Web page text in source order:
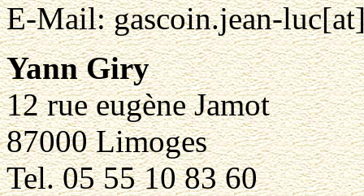
E-Mail: gascoin.jean-
Yann Giry
12 rue eugène Jamot
87000 Limoges
Tel. 05 55 10 83 60